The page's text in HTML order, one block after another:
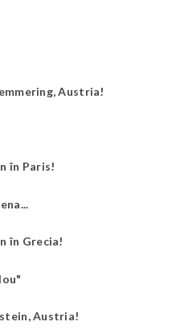
Austria!
în Paris!
în Grecia!
Austria!